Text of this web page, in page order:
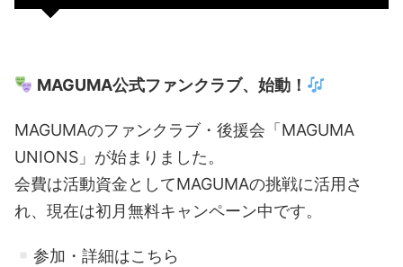
MAGUMA公式ファンクラブ、始動！
MAGUMAのファンクラブ・後援会「MAGUMA
UNIONS」が始まりました。
会費は活動資金としてMAGUMAの挑戦に活用さ
れ、現在は初月無料キャンペーン中です。
参加・詳細はこちら